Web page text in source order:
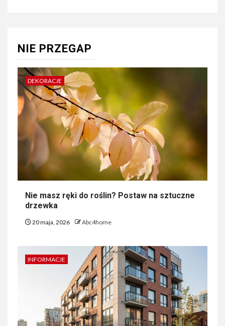
NIE PRZEGAP
DEKORACJE
Nie masz ręki do roślin? Postaw na sztuczne
drzewka
20 maja, 2026 Abc4home
INFORMACJE